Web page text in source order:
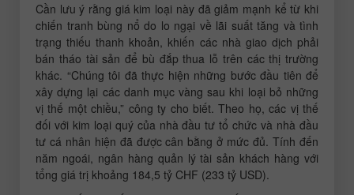
Cần lưu ý rằng giá kim loại này đã giảm mạnh kể từ khi
chiến tranh bùng nổ do lo ngại về lãi suất tăng và tình
trạng thiếu thanh khoản, khiến các nhà giao dịch phải
bán tháo tài sản để bù đắp thua lỗ trên các thị trường
khác. “Chúng tôi đã thực hiện những bước đầu tiên để
xây dựng lại các danh mục vàng sau khi loại bỏ những
vị thế một chiều,” công ty cho biết. Theo họ, các vị thế
đối với kim loại quý của nhà đầu tư tổ chức và nhà đầu
tư cá nhân hiện đã được cân bằng ở mức đủ. Tính đến
năm ngoái, ngân hàng quản lý tài sản khách hàng với
tổng giá trị khoảng 184,5 tỷ CHF (233 tỷ USD).